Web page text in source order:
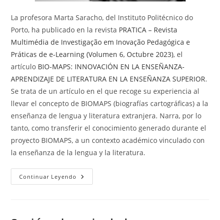
La profesora Marta Saracho, del Instituto Politécnico do
Porto, ha publicado en la revista PRATICA – Revista
Multimédia de Investigação em Inovação Pedagógica e
Práticas de e-Learning (Volumen 6, Octubre 2023), el
artículo BIO-MAPS: INNOVACIÓN EN LA ENSEÑANZA-
APRENDIZAJE DE LITERATURA EN LA ENSEÑANZA SUPERIOR.
Se trata de un artículo en el que recoge su experiencia al
llevar el concepto de BIOMAPS (biografías cartográficas) a la
enseñanza de lengua y literatura extranjera. Narra, por lo
tanto, como transferir el conocimiento generado durante el
proyecto BIOMAPS, a un contexto académico vinculado con
la enseñanza de la lengua y la literatura.
Continuar Leyendo BIO-
MAPS:
Aprendizaje